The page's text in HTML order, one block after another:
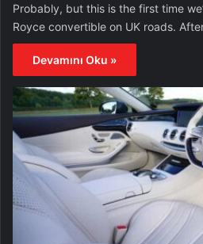
Probably, but this is the first time
Royce convertible on UK roads.
Devamını Oku »